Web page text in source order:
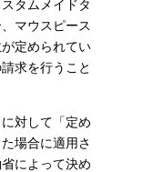
タムメイドタ
マウスピース
定められてい
求を行うこと
対して「定め
場合に適用さ
によって決め